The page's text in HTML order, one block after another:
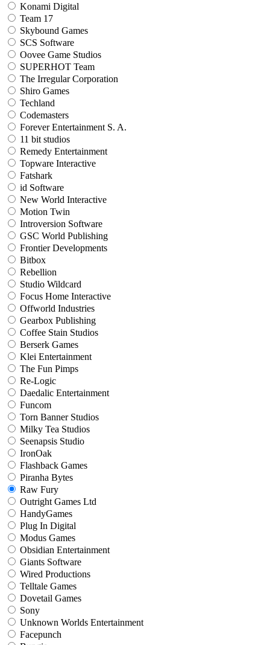
Konami Digital
Team 17
Skybound Games
SCS Software
Oovee Game Studios
SUPERHOT Team
The Irregular Corporation
Shiro Games
Techland
Codemasters
Forever Entertainment S. A.
11 bit studios
Remedy Entertainment
Topware Interactive
Fatshark
id Software
New World Interactive
Motion Twin
Introversion Software
GSC World Publishing
Frontier Developments
Bitbox
Rebellion
Studio Wildcard
Focus Home Interactive
Offworld Industries
Gearbox Publishing
Coffee Stain Studios
Berserk Games
Klei Entertainment
The Fun Pimps
Re-Logic
Daedalic Entertainment
Funcom
Torn Banner Studios
Milky Tea Studios
Seenapsis Studio
IronOak
Flashback Games
Piranha Bytes
Raw Fury
Outright Games Ltd
HandyGames
Plug In Digital
Modus Games
Obsidian Entertainment
Giants Software
Wired Productions
Telltale Games
Dovetail Games
Sony
Unknown Worlds Entertainment
Facepunch